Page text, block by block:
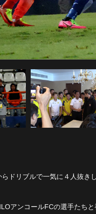
ドリブルで一気に４人抜き
アンコールFCの選手たち